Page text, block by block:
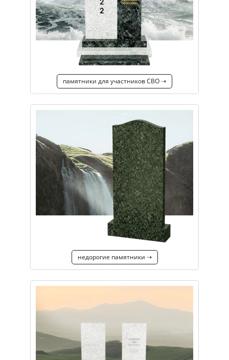
памятники для участников СВО ⇢
недорогие памятники ⇢